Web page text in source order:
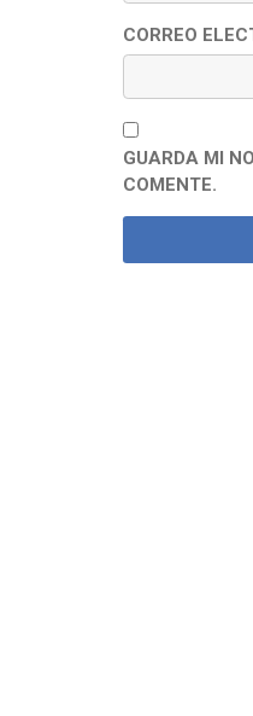
CORREO
GUARDA MI
COMENTE.